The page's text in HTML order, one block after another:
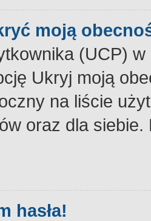
moją
(UCP) w
Ukryj moją
na liście
oraz dla
hasła!